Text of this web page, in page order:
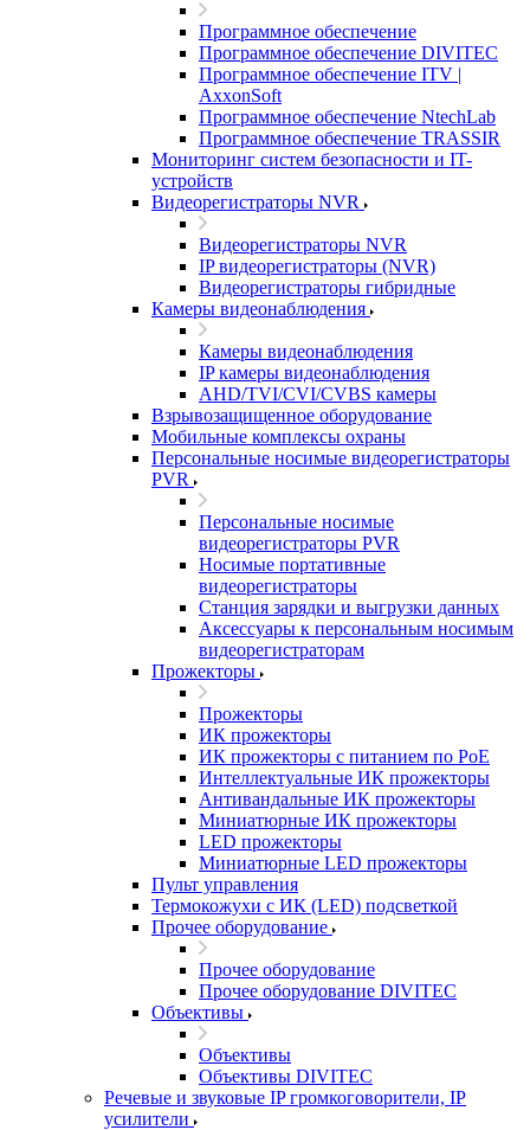
Программное обеспечение
Программное обеспечение DIVITEC
Программное обеспечение ITV |
AxxonSoft
Программное обеспечение NtechLab
Программное обеспечение TRASSIR
Мониторинг систем безопасности и IT-
устройств
Видеорегистраторы NVR
Видеорегистраторы NVR
IP видеорегистраторы (NVR)
Видеорегистраторы гибридные
Камеры видеонаблюдения
Камеры видеонаблюдения
IP камеры видеонаблюдения
AHD/TVI/CVI/CVBS камеры
Взрывозащищенное оборудование
Мобильные комплексы охраны
Персональные носимые видеорегистраторы
PVR
Персональные носимые
видеорегистраторы PVR
Носимые портативные
видеорегистраторы
Станция зарядки и выгрузки данных
Аксессуары к персональным носимым
видеорегистраторам
Прожекторы
Прожекторы
ИК прожекторы
ИК прожекторы с питанием по PoE
Интеллектуальные ИК прожекторы
Антивандальные ИК прожекторы
Миниатюрные ИК прожекторы
LED прожекторы
Миниатюрные LED прожекторы
Пульт управления
Термокожухи с ИК (LED) подсветкой
Прочее оборудование
Прочее оборудование
Прочее оборудование DIVITEC
Объективы
Объективы
Объективы DIVITEC
Речевые и звуковые IP громкоговорители, IP
усилители